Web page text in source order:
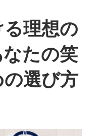
理想の
たの笑
選び方